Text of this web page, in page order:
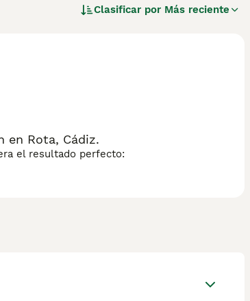
Clasificar por Más reciente
en Rota, Cádiz.
el resultado perfecto: